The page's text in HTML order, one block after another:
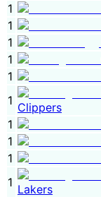
1
1
1
1
1
1 Clippers
1
1
1
1 Lakers